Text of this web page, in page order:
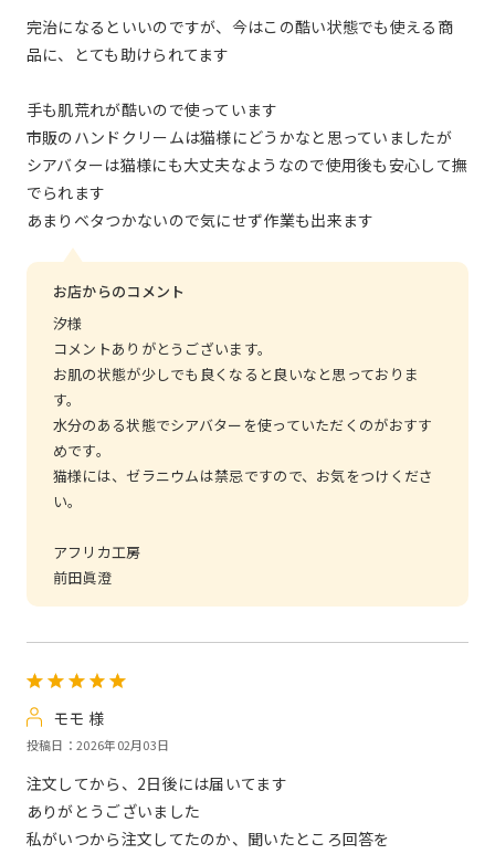
完治になるといいのですが、今はこの酷い状態でも使える商
品に、とても助けられてます
手も肌荒れが酷いので使っています
市販のハンドクリームは猫様にどうかなと思っていましたが
シアバターは猫様にも大丈夫なようなので使用後も安心して撫
でられます
あまりベタつかないので気にせず作業も出来ます
お店からのコメント
汐様
コメントありがとうございます。
お肌の状態が少しでも良くなると良いなと思っておりま
す。
水分のある状態でシアバターを使っていただくのがおすす
めです。
猫様には、ゼラニウムは禁忌ですので、お気をつけくださ
い。
アフリカ工房
前田眞澄
モモ 様
投稿日：2026年02月03日
注文してから、2日後には届いてます
ありがとうございました
私がいつから注文してたのか、聞いたところ回答を